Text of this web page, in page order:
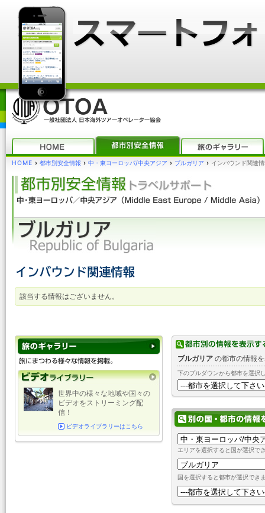
HOME › 都市別安全情報 › 中・東ヨーロッパ/中央アジア › ブルガリア › インバウンド関連
該当する情報はございません。
ブルガリア の都市の情報
下のプルダウンから都市を選択
エリアを選択すると国が選択で
国を選択すると都市が選択でき
世界中の様々な地域や国々の
ビデオをストリーミング配
信！
ビデオライブラリーはこちら